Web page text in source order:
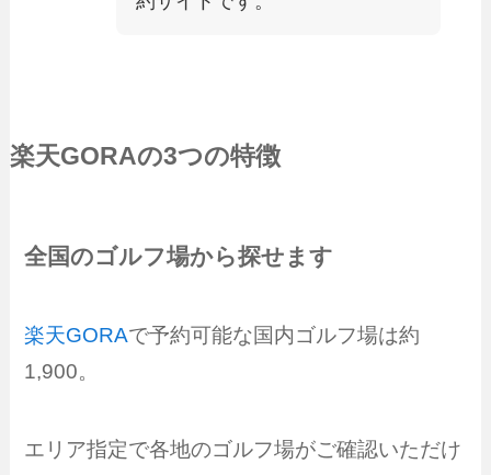
楽天GORAの3つの特徴
全国のゴルフ場から探せます
楽天GORAで予約可能な国内ゴルフ場は約
1,900。
エリア指定で各地のゴルフ場がご確認いただけ